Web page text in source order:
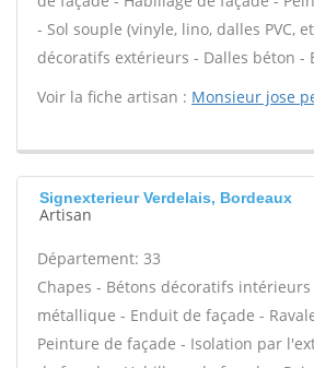
- Sol souple (vinyle, lino, dalles PVC,
décoratifs extérieurs - Dalles béton -
Voir la fiche artisan : Monsieur jose
Signexterieur Verdelais, Bordeaux
Artisan
Département: 33
Chapes - Bétons décoratifs
métallique - Enduit de façade -
Peinture de façade - Isolation par